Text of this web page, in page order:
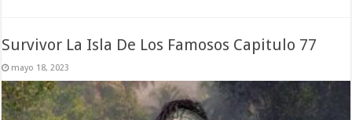
Survivor La Isla De Los Famosos Capitulo 77
mayo 18, 2023